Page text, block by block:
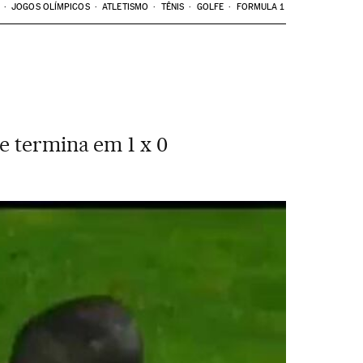
JOGOS OLÍMPICOS ATLETISMO TÊNIS GOLFE FORMULA 1
termina em 1 x 0